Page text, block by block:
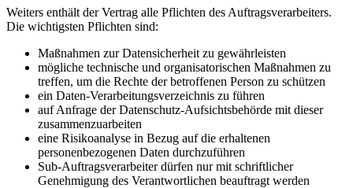
Weiters enthält der Vertrag alle Pflichten des Auftragsverarbeiters.
Die wichtigsten Pflichten sind:
Maßnahmen zur Datensicherheit zu gewährleisten
mögliche technische und organisatorischen Maßnahmen zu
treffen, um die Rechte der betroffenen Person zu schützen
ein Daten-Verarbeitungsverzeichnis zu führen
auf Anfrage der Datenschutz-Aufsichtsbehörde mit dieser
zusammenzuarbeiten
eine Risikoanalyse in Bezug auf die erhaltenen
personenbezogenen Daten durchzuführen
Sub-Auftragsverarbeiter dürfen nur mit schriftlicher
Genehmigung des Verantwortlichen beauftragt werden